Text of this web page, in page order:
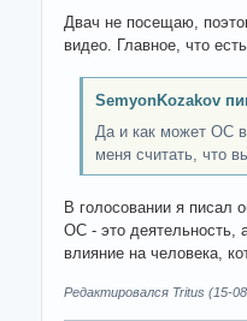
Двач не посещаю,
видео. Главное, что
SemyonKozakov
Да и как может ОС
меня считать, что
В голосовании я писал
OC - это деятельность,
влияние на человека,
Редактировался Tritus (15-